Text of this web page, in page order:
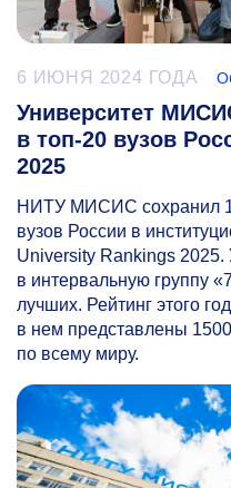
6 ИЮНЯ 2024 ГОДА
Университет
в топ-20 вузов
2025
НИТУ МИСИС сохранил
вузов России в
University Rankings 2025.
в интервальную группу
лучших. Рейтинг этого
в нем представлены
по всему миру.